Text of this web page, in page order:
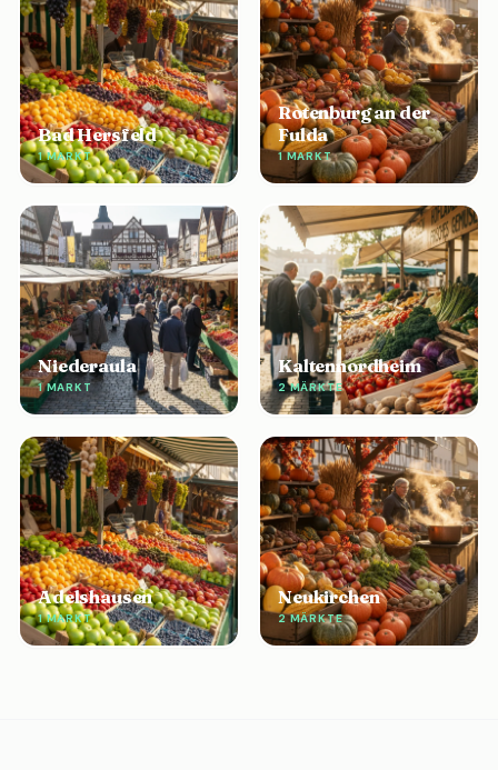
Bad Hersfeld
1 MARKT
Rotenburg an der
Fulda
1 MARKT
Niederaula
1 MARKT
Kaltennordheim
2 MÄRKTE
Adelshausen
1 MARKT
Neukirchen
2 MÄRKTE